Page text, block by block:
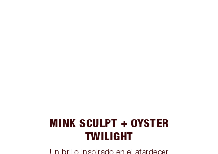
MINK SCULPT + OYSTER
TWILIGHT
Un brillo inspirado en el atardecer